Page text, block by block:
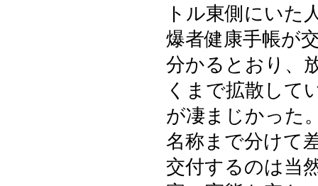
トル東側にいた
爆者健康手帳が
分かるとおり、
くまで拡散して
が凄まじかった
名称まで分けて
交付するのは当